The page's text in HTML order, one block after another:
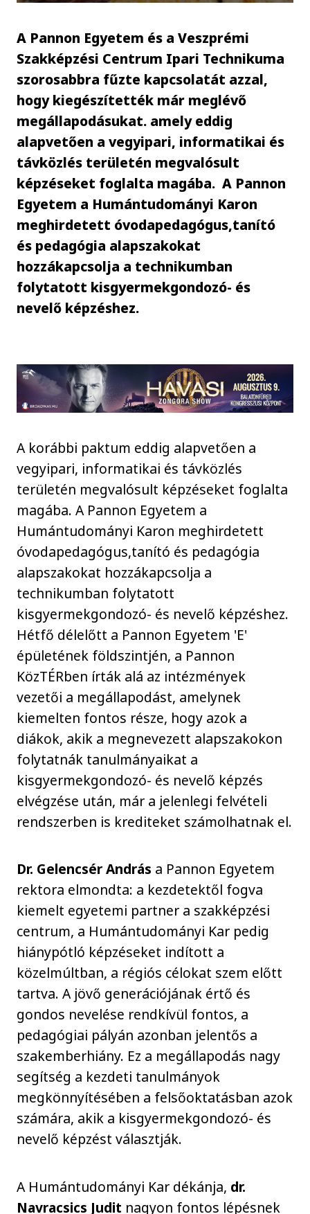
A Pannon Egyetem és a Veszprémi
Szakképzési Centrum Ipari Technikuma
szorosabbra fűzte kapcsolatát azzal,
hogy kiegészítették már meglévő
megállapodásukat. amely eddig
alapvetően a vegyipari, informatikai és
távközlés területén megvalósult
képzéseket foglalta magába. A Pannon
Egyetem a Humántudományi Karon
meghirdetett óvodapedagógus,tanító
és pedagógia alapszakokat
hozzákapcsolja a technikumban
folytatott kisgyermekgondozó- és
nevelő képzéshez.
A korábbi paktum eddig alapvetően a
vegyipari, informatikai és távközlés
területén megvalósult képzéseket foglalta
magába. A Pannon Egyetem a
Humántudományi Karon meghirdetett
óvodapedagógus,tanító és pedagógia
alapszakokat hozzákapcsolja a
technikumban folytatott
kisgyermekgondozó- és nevelő képzéshez.
Hétfő délelőtt a Pannon Egyetem 'E'
épületének földszintjén, a Pannon
KözTÉRben írták alá az intézmények
vezetői a megállapodást, amelynek
kiemelten fontos része, hogy azok a
diákok, akik a megnevezett alapszakokon
folytatnák tanulmányaikat a
kisgyermekgondozó- és nevelő képzés
elvégzése után, már a jelenlegi felvételi
rendszerben is krediteket számolhatnak el.
Dr. Gelencsér András a Pannon Egyetem
rektora elmondta: a kezdetektől fogva
kiemelt egyetemi partner a szakképzési
centrum, a Humántudományi Kar pedig
hiánypótló képzéseket indított a
közelmúltban, a régiós célokat szem előtt
tartva. A jövő generációjának értő és
gondos nevelése rendkívül fontos, a
pedagógiai pályán azonban jelentős a
szakemberhiány. Ez a megállapodás nagy
segítség a kezdeti tanulmányok
megkönnyítésében a felsőoktatásban azok
számára, akik a kisgyermekgondozó- és
nevelő képzést választják.
A Humántudományi Kar dékánja, dr.
Navracsics Judit nagyon fontos lépésnek